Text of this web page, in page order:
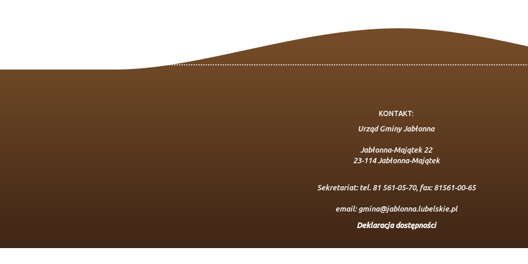
KONTAKT:
Urząd Gminy Jabłonna
Jabłonna-Majątek 22
23-114 Jabłonna-Majątek
Sekretariat: tel. 81 561-05-70, fax: 81561-00-65
email: gmina@jablonna.lubelskie.pl
Deklaracja dostępności